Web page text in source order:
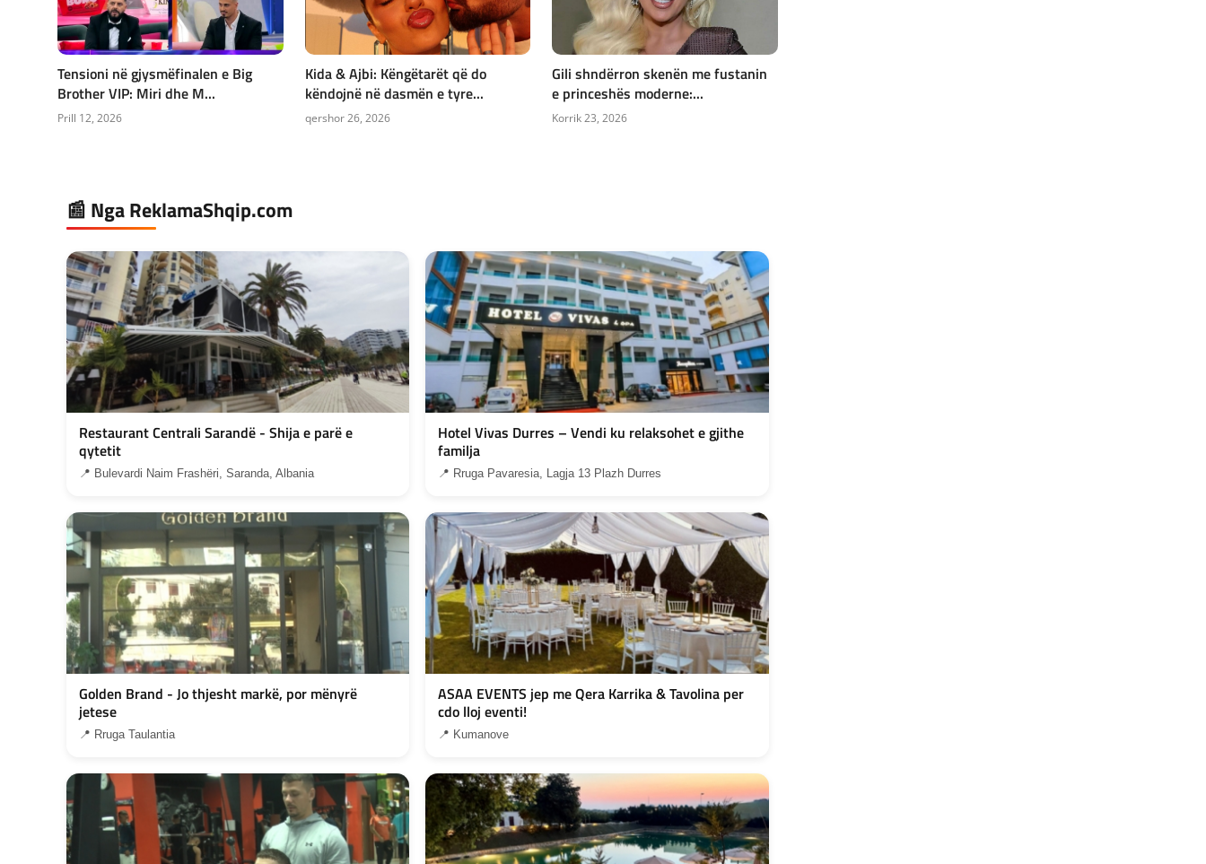
Tensioni në gjysmëfinalen e Big
Brother VIP: Miri dhe M...
Prill 12, 2026
Kida & Ajbi: Këngëtarët që do
këndojnë në dasmën e tyre...
qershor 26, 2026
Gili shndërron skenën me fustanin
e princeshës moderne:...
Korrik 23, 2026
📰 Nga ReklamaShqip.com
Restaurant Centrali Sarandë - Shija e parë e
qytetit
📍 Bulevardi Naim Frashëri, Saranda, Albania
Hotel Vivas Durres – Vendi ku relaksohet e gjithe
familja
📍 Rruga Pavaresia, Lagja 13 Plazh Durres
Golden Brand - Jo thjesht markë, por mënyrë
jetese
📍 Rruga Taulantia
ASAA EVENTS jep me Qera Karrika & Tavolina per
cdo lloj eventi!
📍 Kumanove